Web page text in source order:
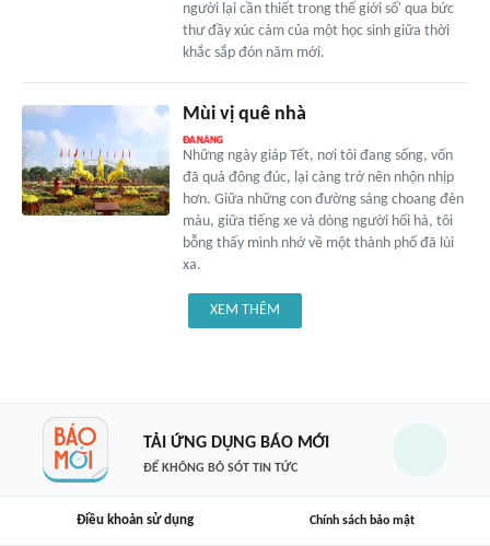
người lại cần thiết trong thế giới số' qua bức
thư đầy xúc cảm của một học sinh giữa thời
khắc sắp đón năm mới.
Mùi vị quê nhà
Những ngày giáp Tết, nơi tôi đang sống, vốn
đã quá đông đúc, lại càng trở nên nhộn nhịp
hơn. Giữa những con đường sáng choang đèn
màu, giữa tiếng xe và dòng người hối hả, tôi
bỗng thấy mình nhớ về một thành phố đã lùi
xa.
XEM THÊM
TẢI ỨNG DỤNG BÁO MỚI
ĐỂ KHÔNG BỎ SÓT TIN TỨC
Điều khoản sử dụng Chính sách bảo mật